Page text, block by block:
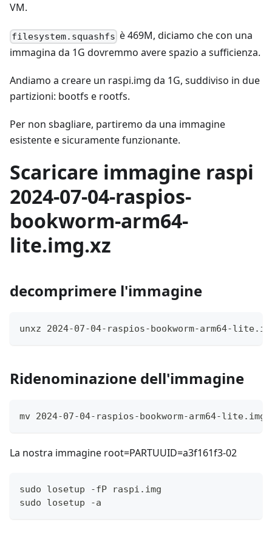
VM.
filesystem.squashfs è 469M, diciamo che con una
immagina da 1G dovremmo avere spazio a sufficienza.
Andiamo a creare un raspi.img da 1G, suddiviso in due
partizioni: bootfs e rootfs.
Per non sbagliare, partiremo da una immagine
esistente e sicuramente funzionante.
Scaricare immagine raspi
2024-07-04-raspios-
bookworm-arm64-
lite.img.xz
decomprimere l'immagine
unxz 2024-07-04-raspios-bookworm-arm64-
Ridenominazione dell'immagine
mv 2024-07-04-raspios-bookworm-arm64-
La nostra immagine root=PARTUUID=a3f161f3-02
sudo losetup -fP raspi.img
sudo losetup -a